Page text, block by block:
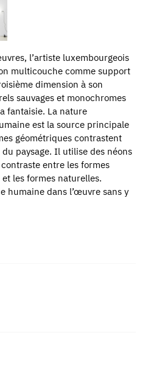
l’artiste luxembourgeois
multicouche comme support
dimension à son
sauvages et monochromes
fantaisie. La nature
est la source principale
géométriques contrastent
paysage. Il utilise des néons
entre les formes
les formes naturelles.
humaine dans l’œuvre sans y